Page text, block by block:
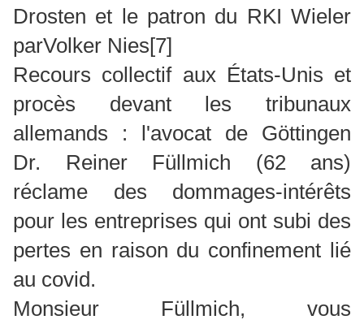
Drosten et le patron du RKI Wieler
parVolker Nies[7]
Recours collectif aux États-Unis et
procès devant les tribunaux
allemands : l'avocat de Göttingen
Dr. Reiner Füllmich (62 ans)
réclame des dommages-intérêts
pour les entreprises qui ont subi des
pertes en raison du confinement lié
au covid.
Monsieur Füllmich, vous